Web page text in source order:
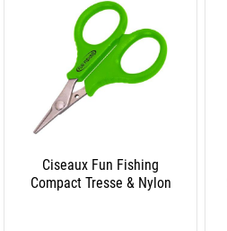
Ciseaux Fun Fishing
Compact Tresse & Nylon